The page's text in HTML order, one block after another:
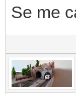
Se me